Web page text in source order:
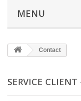
MENU
Contact
SERVICE